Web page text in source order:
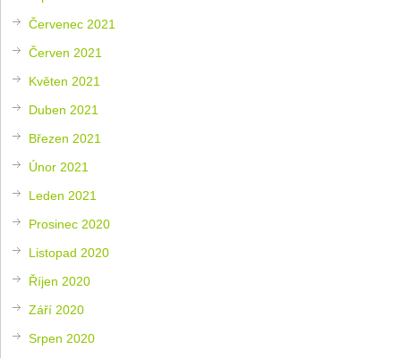
Červenec 2021
Červen 2021
Květen 2021
Duben 2021
Březen 2021
Únor 2021
Leden 2021
Prosinec 2020
Listopad 2020
Říjen 2020
Září 2020
Srpen 2020